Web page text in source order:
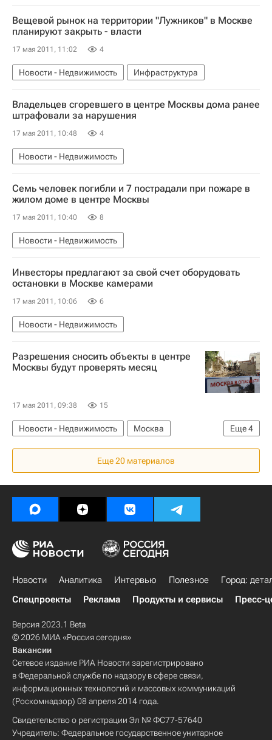
Вещевой рынок на территории "Лужников" в Москве
планируют закрыть - власти
17 мая 2011, 11:02 4
Новости - Недвижимость Инфраструктура
Владельцев сгоревшего в центре Москвы дома ранее
штрафовали за нарушения
17 мая 2011, 10:48 4
Новости - Недвижимость
Семь человек погибли и 7 пострадали при пожаре в
жилом доме в центре Москвы
17 мая 2011, 10:40 8
Новости - Недвижимость
Инвесторы предлагают за свой счет оборудовать
остановки в Москве камерами
17 мая 2011, 10:06 6
Новости - Недвижимость
Разрешения сносить объекты в центре
Москвы будут проверять месяц
17 мая 2011, 09:38 15
Еще4
Новости - Недвижимость
Москва
Памятники
Снос
Городская среда
Еще 20 материалов
Новости Аналитика Интервью Полезное
Город:
Спецпроекты
Реклама Продукты и сервисы Пресс-
Версия 2023.1 Beta
© 2026 МИА «Россия сегодня»
Вакансии
Сетевое издание РИА Новости зарегистрировано
в Федеральной службе по надзору в сфере связи,
информационных технологий и массовых коммуникаций
(Роскомнадзор) 08 апреля 2014 года.
Свидетельство о регистрации Эл № ФС77-57640
Учредитель: Федеральное государственное унитарное